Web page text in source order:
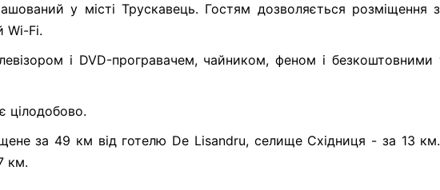
Гора Лопата
у місті Трускавець. Гостям дозволяється
Wi-Fi.
і DVD-програвачем, чайником, феном і
цілодобово.
за 49 км від готелю De Lisandru, селище Східниця - за 13
км.